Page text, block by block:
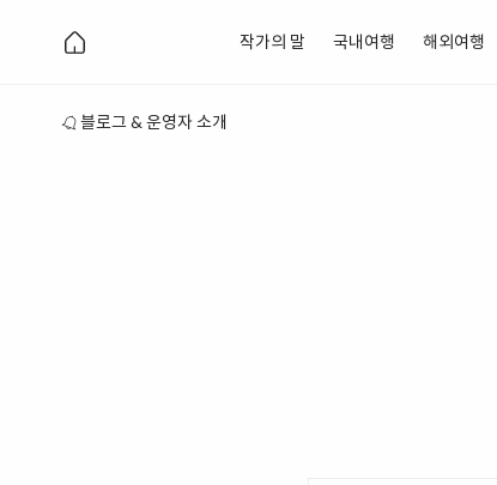
작가의 말 국내여행 해외여행
블로그 & 운영자 소개